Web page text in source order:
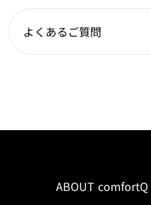
よくあるご質問
ABOUT comfortQ